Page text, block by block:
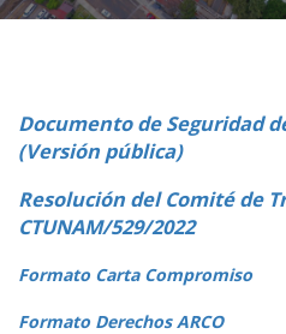
Documento de Seguridad
(Versión pública)
Resolución del Comité de
CTUNAM/529/2022
Formato Carta Compromiso
Formato Derechos ARCO